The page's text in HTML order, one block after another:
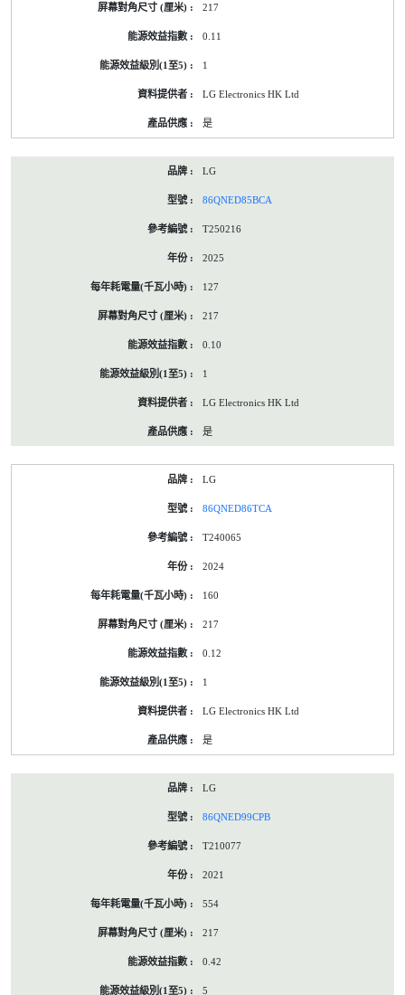
217
0.11
1
LG Electronics HK Ltd
是
LG
86QNED85BCA
T250216
2025
127
217
0.10
1
LG Electronics HK Ltd
是
LG
86QNED86TCA
T240065
2024
160
217
0.12
1
LG Electronics HK Ltd
是
LG
86QNED99CPB
T210077
2021
554
217
0.42
5